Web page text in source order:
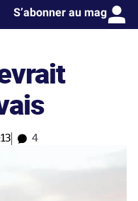
S’abonner au mag
4